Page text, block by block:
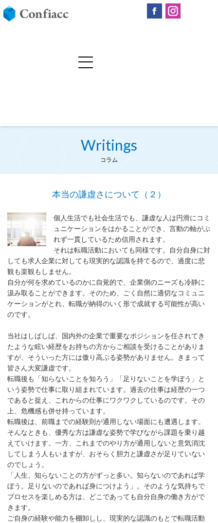
Writings
コラム
本当の謙虚さについて（２）
個人生活でも社会生活でも、謙虚な人は円滑にコミ
ュニケーションをはかることができ、言動の軸がぶ
れず一貫しているため信用されます。
それは転職活動においても同様です。自分自身に対
しても求人企業に対しても現実的な認識を持てるので、過度に悲
観も楽観もしません。
自分が何を求めているのかに自覚的で、企業側のニーズも冷静に
汲み取ることができます。そのため、ごく自然に適切なコミュニ
ケーションがとれ、転職が納得のいく形で成就する可能性が高い
のです。
当社はしばしば、国内外の企業で重要なポジションを任されてき
たような眩い経歴をお持ちの方からご相談を受けることがありま
すが、そういった方には傲り高ぶる姿勢がありません。きまって
皆さん大変謙虚です。
転職後も「知らないことを知ろう」「足りないことを学ぼう」と
いう姿勢で仕事に取り組まれています。過去の仕事は経歴の一つ
であると捉え、これからの仕事にワクワクしているのです。その
上、危機感も併せ持っています。
転職後は、前職までの経験則が通用しない場面にも遭遇します。
そんなときも、優秀な方は謙虚な姿勢で学びながら課題を乗り越
えていけます。一方、これまでのやり方が通用しないと意気消沈
してしまう人もいますが、おそらく胆力と謙虚さが足りていない
のでしょう。
「人生、知らないことの方がずっと多い。知らないのであれば学
ぼう。足りないのであれば身につけよう」。そのような気持ちで
プロセスを楽しめる方は、どこであっても自分自身の働き方がで
きます。
ご自身の経験や能力を棚卸しし、現実的な認識のもとで転職活動